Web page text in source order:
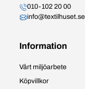
010-102 20 00
info@textilhuset.se
Information
Vårt miljöarbete
Köpvillkor